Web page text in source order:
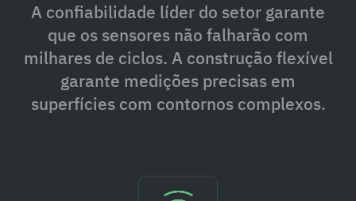
A confiabilidade líder do setor garante
que os sensores não falharão com
milhares de ciclos. A construção flexível
garante medições precisas em
superfícies com contornos complexos.